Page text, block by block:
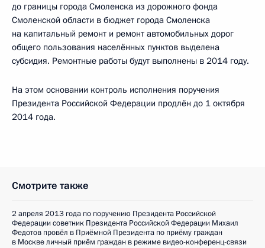
до границы города Смоленска из дорожного фонда
Смоленской области в бюджет города Смоленска
на капитальный ремонт и ремонт автомобильных дорог
общего пользования населённых пунктов выделена
субсидия. Ремонтные работы будут выполнены в 2014 году.
На этом основании контроль исполнения поручения
Президента Российской Федерации продлён до 1 октября
2014 года.
Смотрите также
2 апреля 2013 года по поручению Президента Российской
Федерации советник Президента Российской Федерации Михаил
Федотов провёл в Приёмной Президента по приёму граждан
в Москве личный приём граждан в режиме видео-конференц-связи